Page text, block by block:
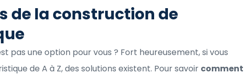
de la construction de
pas une option pour vous ? Fort heureusement, si vous
de A à Z, des solutions existent. Pour savoir comment